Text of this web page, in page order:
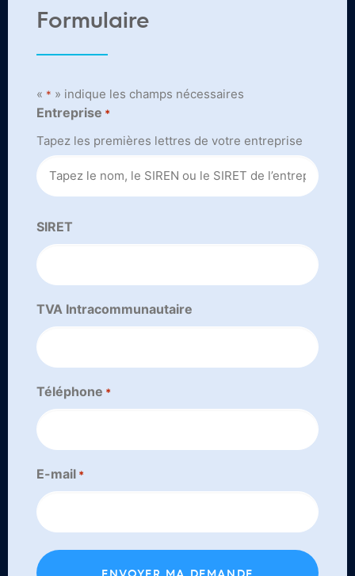
Formulaire
« * » indique les champs nécessaires
Entreprise *
Tapez les premières lettres de votre entreprise
SIRET
TVA Intracommunautaire
Téléphone *
E-mail *